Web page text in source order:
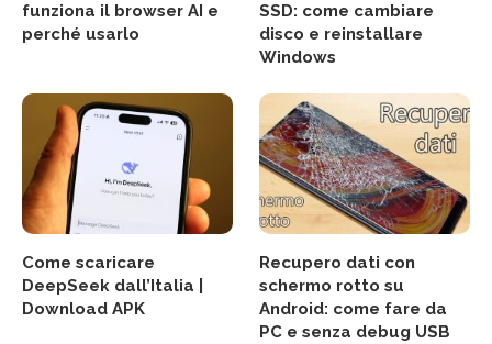
funziona il browser AI e
perché usarlo
SSD: come cambiare
disco e reinstallare
Windows
Come scaricare
DeepSeek dall’Italia |
Download APK
Recupero dati con
schermo rotto su
Android: come fare da
PC e senza debug USB